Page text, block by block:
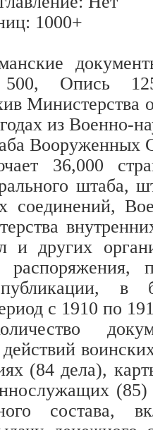
: 1000+
Опись
из Военно-
Вооруженных
36,000
штаба,
соединений,
и других
распоряжения,
в
с 1910 по
(84 дела),
состава,